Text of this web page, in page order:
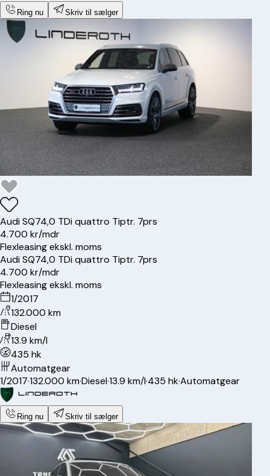
Ring nu Skriv til sælger
AudiSQ74,0 TDi quattro Tiptr. 7prs
4.700 kr/mdr
Flexleasing ekskl. moms
AudiSQ74,0 TDi quattro Tiptr. 7prs
4.700 kr/mdr
Flexleasing ekskl. moms
1/2017
132.000 km
Diesel
13.9 km/l
435 hk
Automatgear
1/2017·132.000 km·Diesel·13.9 km/l·435 hk·Automatgear
Ring nu Skriv til sælger